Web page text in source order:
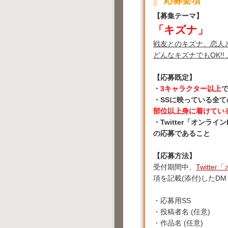
【募集テーマ】
「キズナ」
戦友とのキズナ、恋人
どんなキズナでも
【応募既定】
・ 3キャラクター以上
・SSに映っている全
部位以上身に着けてい
・Twitter「オンライ
の応募であること
【応募方法】
受付期間中、 Twitter「
項を記載(添付)した
・応募用SS
・投稿者名 (任意)
・作品名 (任意)